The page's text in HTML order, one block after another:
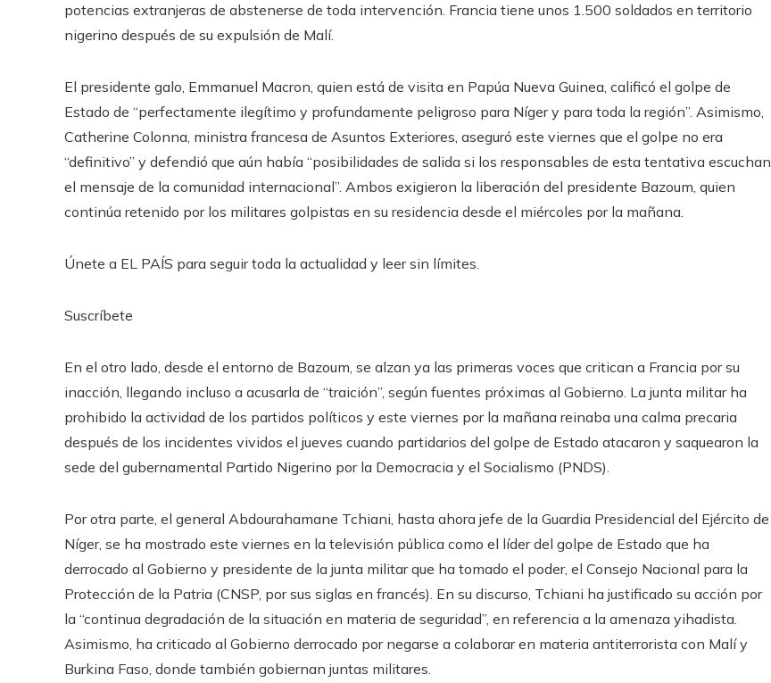
potencias extranjeras de abstenerse de toda intervención. Francia tiene unos 1.500 soldados en territorio
nigerino después de su expulsión de Malí.
El presidente galo, Emmanuel Macron, quien está de visita en Papúa Nueva Guinea, calificó el golpe de
Estado de “perfectamente ilegítimo y profundamente peligroso para Níger y para toda la región”. Asimismo,
Catherine Colonna, ministra francesa de Asuntos Exteriores, aseguró este viernes que el golpe no era
“definitivo” y defendió que aún había “posibilidades de salida si los responsables de esta tentativa escuchan
el mensaje de la comunidad internacional”. Ambos exigieron la liberación del presidente Bazoum, quien
continúa retenido por los militares golpistas en su residencia desde el miércoles por la mañana.
Únete a EL PAÍS para seguir toda la actualidad y leer sin límites.
Suscríbete
En el otro lado, desde el entorno de Bazoum, se alzan ya las primeras voces que critican a Francia por su
inacción, llegando incluso a acusarla de “traición”, según fuentes próximas al Gobierno. La junta militar ha
prohibido la actividad de los partidos políticos y este viernes por la mañana reinaba una calma precaria
después de los incidentes vividos el jueves cuando partidarios del golpe de Estado atacaron y saquearon la
sede del gubernamental Partido Nigerino por la Democracia y el Socialismo (PNDS).
Por otra parte, el general Abdourahamane Tchiani, hasta ahora jefe de la Guardia Presidencial del Ejército de
Níger, se ha mostrado este viernes en la televisión pública como el líder del golpe de Estado que ha
derrocado al Gobierno y presidente de la junta militar que ha tomado el poder, el Consejo Nacional para la
Protección de la Patria (CNSP, por sus siglas en francés). En su discurso, Tchiani ha justificado su acción por
la “continua degradación de la situación en materia de seguridad”, en referencia a la amenaza yihadista.
Asimismo, ha criticado al Gobierno derrocado por negarse a colaborar en materia antiterrorista con Malí y
Burkina Faso, donde también gobiernan juntas militares.